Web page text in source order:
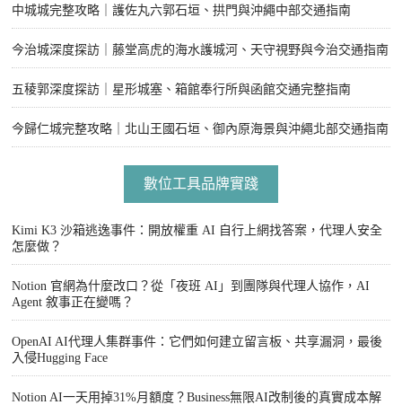
中城城完整攻略｜護佐丸六郭石垣、拱門與沖繩中部交通指南
今治城深度探訪｜藤堂高虎的海水護城河、天守視野與今治交通指南
五稜郭深度探訪｜星形城塞、箱館奉行所與函館交通完整指南
今歸仁城完整攻略｜北山王國石垣、御內原海景與沖繩北部交通指南
數位工具品牌實踐
Kimi K3 沙箱逃逸事件：開放權重 AI 自行上網找答案，代理人安全
怎麼做？
Notion 官網為什麼改口？從「夜班 AI」到團隊與代理人協作，AI
Agent 敘事正在變嗎？
OpenAI AI代理人集群事件：它們如何建立留言板、共享漏洞，最後
入侵Hugging Face
Notion AI一天用掉31%月額度？Business無限AI改制後的真實成本解